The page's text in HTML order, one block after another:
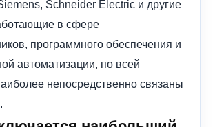
Schneider Electric и другие
в сфере
программного обеспечения и
автоматизации, по всей
непосредственно связаны